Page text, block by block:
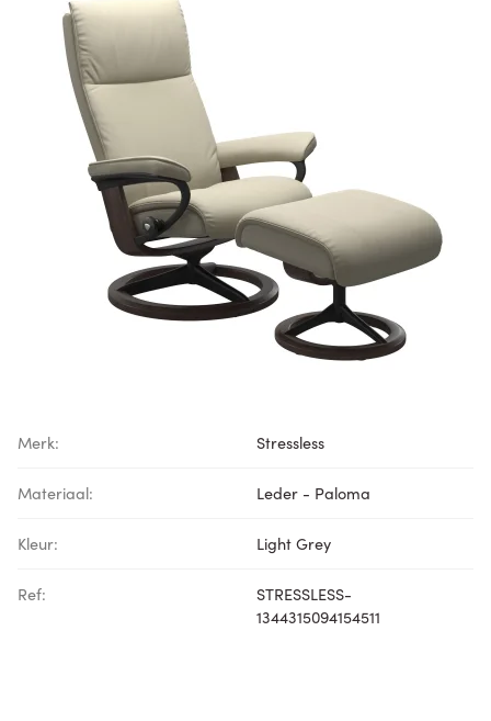
Merk: Stressless
Materiaal: Leder - Paloma
Kleur: Light Grey
Ref:
STRESSLESS-
1344315094154511